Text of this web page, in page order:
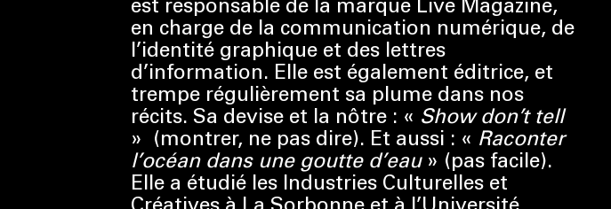
est responsable de la marque Live Magazine,
en charge de la communication numérique, de
l’identité graphique et des lettres
d’information. Elle est également éditrice, et
trempe régulièrement sa plume dans nos
récits. Sa devise et la nôtre : « Show don’t tell
» (montrer, ne pas dire). Et aussi : « Raconter
l’océan dans une goutte d’eau» (pas facile).
Elle a étudié les Industries Culturelles et